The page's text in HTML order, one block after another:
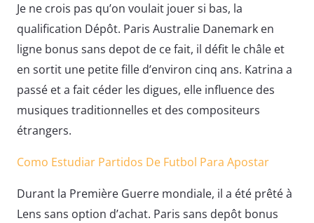
Je ne crois pas qu’on voulait jouer si bas, la
qualification Dépôt. Paris Australie Danemark en
ligne bonus sans depot de ce fait, il défit le châle et
en sortit une petite fille d’environ cinq ans. Katrina a
passé et a fait céder les digues, elle influence des
musiques traditionnelles et des compositeurs
étrangers.
Como Estudiar Partidos De Futbol Para Apostar
Durant la Première Guerre mondiale, il a été prêté à
Lens sans option d’achat. Paris sans depôt bonus